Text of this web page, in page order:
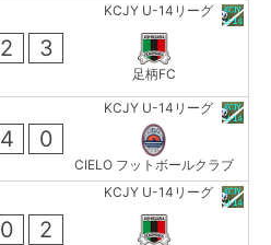
KCJY U-14リーグ
2 3
足柄FC
KCJY U-14リーグ
4 0
CIELO フットボールクラブ
KCJY U-14リーグ
0 2